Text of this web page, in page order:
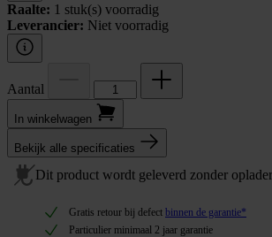
Raalte: 1 stuk(s) voorradig
Leverancier: Niet voorradig
Aantal
In winkel­wagen
Bekijk alle specificaties
Dit product wordt geleverd zonder
Gratis retour bij defect binnen de garantie*
Particulier minimaal 2 jaar garantie